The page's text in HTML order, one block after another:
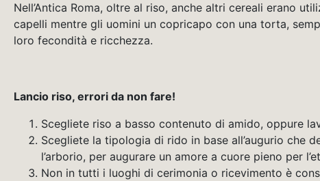
Nell’Antica Roma, oltre al riso, anche altri cereali erano
capelli mentre gli uomini un copricapo con una torta,
loro fecondità e ricchezza.
Lancio riso, errori da non fare!
Scegliete riso a basso contenuto di amido, oppure
Scegliete la tipologia di rido in base all’augurio che
l’arborio, per augurare un amore a cuore pieno per
Non in tutti i luoghi di cerimonia o ricevimento è